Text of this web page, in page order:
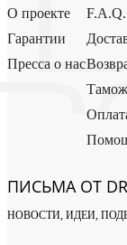
О проекте
Гарантии
Пресса о нас
F.A.Q.
ПИСЬМА ОТ
НОВОСТИ, ИДЕИ,